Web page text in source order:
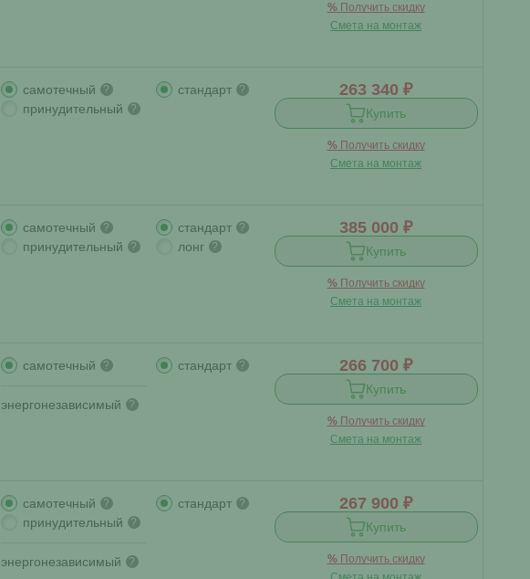
% Получить скидку
Смета на монтаж
самотечный ?
принудительный ?
стандарт ? 263 340 ₽
Купить
% Получить скидку
Смета на монтаж
самотечный ?
принудительный ?
стандарт ?
лонг ?
385 000 ₽
Купить
% Получить скидку
Смета на монтаж
самотечный ?
энергонезависимый ?
стандарт ? 266 700 ₽
Купить
% Получить скидку
Смета на монтаж
самотечный ?
принудительный ?
энергонезависимый ?
стандарт ? 267 900 ₽
Купить
% Получить скидку